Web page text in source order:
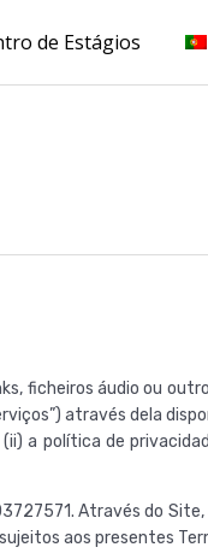
de Estágios
ficheiros áudio ou
através dela
a política de
Através do
aos presentes